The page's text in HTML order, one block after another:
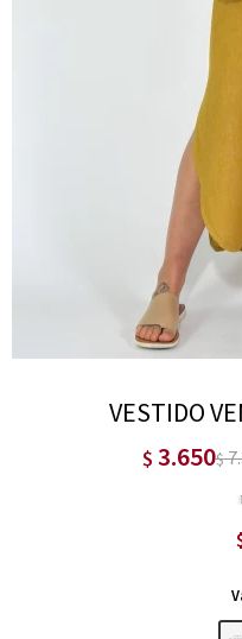
VESTIDO
$ 3.650$